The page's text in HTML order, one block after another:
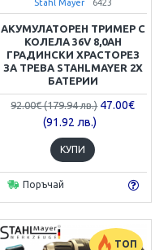
Stahl Mayer 6423
АКУМУЛАТОРЕН ТРИМЕР С
КОЛЕЛА 36V 8,0AH
ГРАДИНСКИ ХРАСТОРЕЗ
ЗА ТРЕВА STAHLMAYER 2X
БАТЕРИИ
92.00€ (179.94 лв.) 47.00€
(91.92 лв.)
КУПИ
Поръчай
ТОП